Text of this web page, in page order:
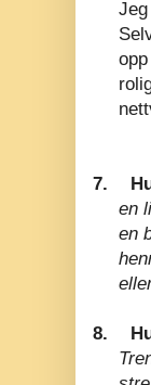
7.
en
en
8.